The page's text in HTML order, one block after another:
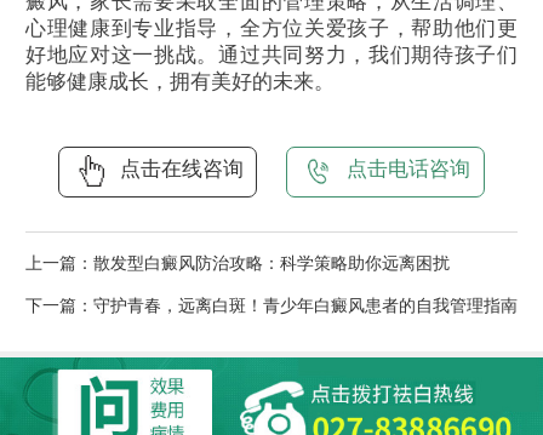
心理健康到专业指导，全方位关爱孩子，帮助他们更
好地应对这一挑战。通过共同努力，我们期待孩子们
能够健康成长，拥有美好的未来。
点击在线咨询 点击电话咨询
上一篇： 散发型白癜风防治攻略：科学策略助你远离困扰
下一篇： 守护青春，远离白斑！青少年白癜风患者的自我管理指南